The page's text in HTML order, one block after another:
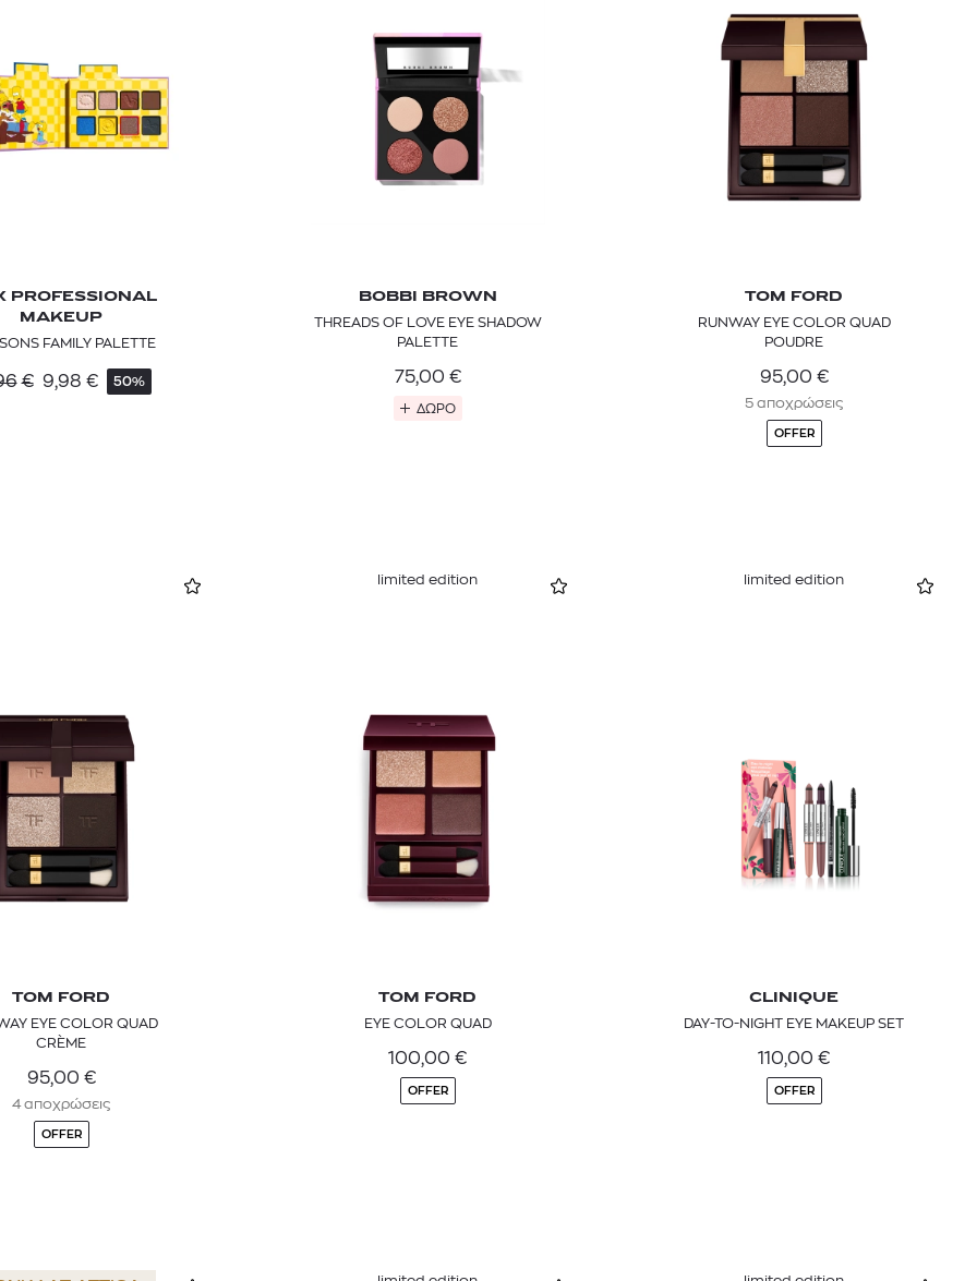
PROFESSIONAL
MAKEUP
FAMILY PALETTE
€ 9,98 € 50%
BOBBI BROWN
THREADS OF LOVE EYE SHADOW
PALETTE
75,00 €
ΔΩΡΟ
TOM FORD
RUNWAY EYE COLOR QUAD
POUDRE
95,00 €
5 αποχρώσεις
OFFER
TOM FORD
EYE COLOR QUAD
CRÈME
95,00 €
4 αποχρώσεις
OFFER
limited edition
TOM FORD
EYE COLOR QUAD
100,00 €
OFFER
limited edition
CLINIQUE
DAY-TO-NIGHT EYE MAKEUP SET
110,00 €
OFFER